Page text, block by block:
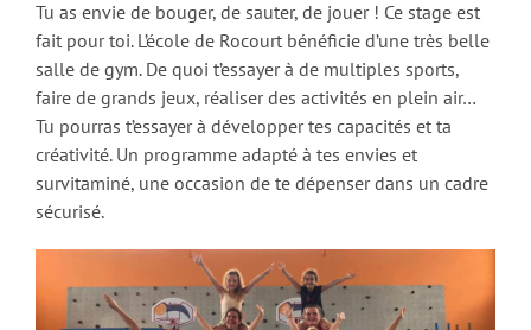
Tu as envie de bouger, de sauter, de jouer ! Ce stage est
fait pour toi. L’école de Rocourt bénéficie d’une très belle
salle de gym. De quoi t’essayer à de multiples sports,
faire de grands jeux, réaliser des activités en plein air…
Tu pourras t’essayer à développer tes capacités et ta
créativité. Un programme adapté à tes envies et
survitaminé, une occasion de te dépenser dans un cadre
sécurisé.